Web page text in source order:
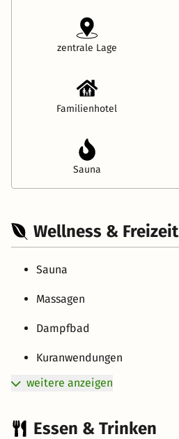
zentrale Lage
Familienhotel
Sauna
Wellness & Freizeit
Sauna
Massagen
Dampfbad
Kuranwendungen
weitere anzeigen
Essen & Trinken